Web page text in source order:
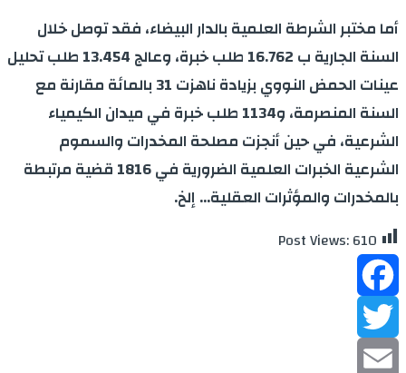
أما مختبر الشرطة العلمية بالدار البيضاء، فقد توصل خلال
السنة الجارية ب 16.762 طلب خبرة، وعالج 13.454 طلب تحليل
عينات الحمض النووي بزيادة ناهزت 31 بالمائة مقارنة مع
السنة المنصرمة، و1134 طلب خبرة في ميدان الكيمياء
الشرعية، في حين أنجزت مصلحة المخدرات والسموم
الشرعية الخبرات العلمية الضرورية في 1816 قضية مرتبطة
بالمخدرات والمؤثرات العقلية… إلخ.
Post Views:610
Facebook
Twitter